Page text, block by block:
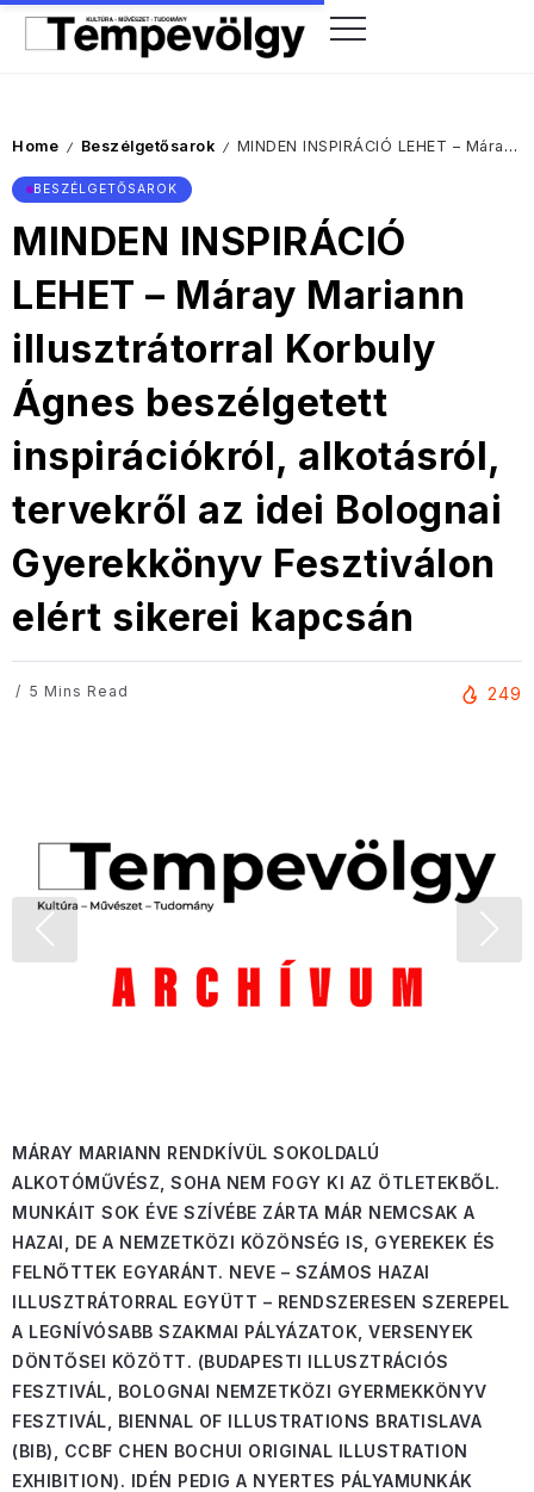
Home / Beszélgetősarok / MINDEN INSPIRÁCIÓ LEHET – Máray Mariann illusztrátorral Korbuly Ágnes beszélgetett inspirációkról, alkotásról, tervekről az idei Bolognai Gyerekkönyv Fesztiválon elért sikerei kapcsán
BESZÉLGETŐSAROK
MINDEN INSPIRÁCIÓ
LEHET – Máray Mariann
illusztrátorral Korbuly
Ágnes beszélgetett
inspirációkról, alkotásról,
tervekről az idei Bolognai
Gyerekkönyv Fesztiválon
elért sikerei kapcsán
5 Mins Read 249
MÁRAY MARIANN RENDKÍVÜL SOKOLDALÚ
ALKOTÓMŰVÉSZ, SOHA NEM FOGY KI AZ ÖTLETEKBŐL.
MUNKÁIT SOK ÉVE SZÍVÉBE ZÁRTA MÁR NEMCSAK A
HAZAI, DE A NEMZETKÖZI KÖZÖNSÉG IS, GYEREKEK ÉS
FELNŐTTEK EGYARÁNT. NEVE – SZÁMOS HAZAI
ILLUSZTRÁTORRAL EGYÜTT – RENDSZERESEN SZEREPEL
A LEGNÍVÓSABB SZAKMAI PÁLYÁZATOK, VERSENYEK
DÖNTŐSEI KÖZÖTT. (BUDAPESTI ILLUSZTRÁCIÓS
FESZTIVÁL, BOLOGNAI NEMZETKÖZI GYERMEKKÖNYV
FESZTIVÁL, BIENNAL OF ILLUSTRATIONS BRATISLAVA
(BIB), CCBF CHEN BOCHUI ORIGINAL ILLUSTRATION
EXHIBITION). IDÉN PEDIG A NYERTES PÁLYAMUNKÁK